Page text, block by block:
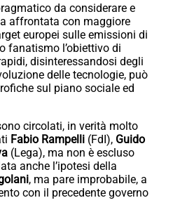
da considerare e
affrontata con maggiore
europei sulle emissioni di
fanatismo l’obiettivo di
disinteressandosi degli
delle tecnologie, può
sul piano sociale ed
circolati, in verità molto
Fabio Rampelli (FdI), Guido
(Lega), ma non è escluso
anche l’ipotesi della
, ma pare improbabile, a
con il precedente governo